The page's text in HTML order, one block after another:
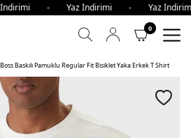
- Yaz İndirimi - Yaz
0
Boss Baskılı Pamuklu Regular Fit Bisiklet Yaka Erkek T Shirt